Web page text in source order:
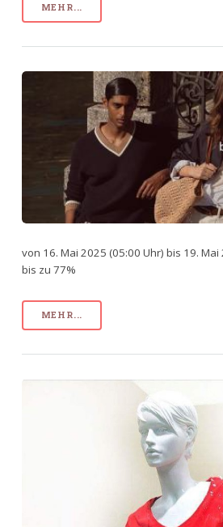
MEHR...
von 16. Mai 2025 (05:00 Uhr) bis 19. Mai
bis zu 77%
MEHR...